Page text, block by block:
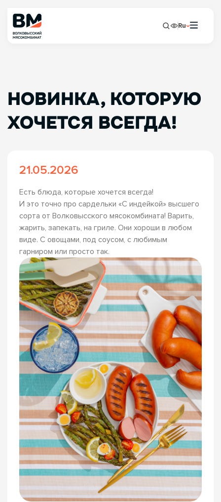
Ru
НОВИНКА, КОТОРУЮ
ХОЧЕТСЯ ВСЕГДА!
21.05.2026
Есть блюда, которые хочется всегда!
И это точно про сардельки «С индейкой» высшего
сорта от Волковысского мясокомбината! Варить,
жарить, запекать, на гриле. Они хороши в любом
виде. С овощами, под соусом, с любимым
гарниром или просто так.